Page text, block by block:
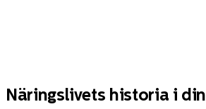
Näringslivets historia i